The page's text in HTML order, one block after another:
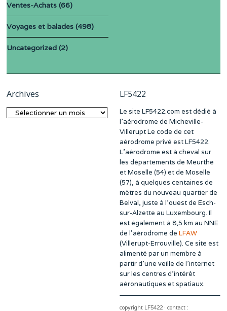
Ventes-Achats (66)
Voyages et balades (498)
Uncategorized (2)
Archives
Archives
LF5422
Le site LF5422.com est dédié à
l’aérodrome de Micheville-
Villerupt Le code de cet
aérodrome privé est LF5422.
L’aérodrome est à cheval sur
les départements de Meurthe
et Moselle (54) et de Moselle
(57), à quelques centaines de
mètres du nouveau quartier de
Belval, juste à l’ouest de Esch-
sur-Alzette au Luxembourg. Il
est également à 8,5 km au NNE
de l’aérodrome de LFAW
(Villerupt-Errouville). Ce site est
alimenté par un membre à
partir d’une veille de l’internet
sur les centres d’intérêt
aéronautiques et spatiaux.
copyright LF5422 · contact :